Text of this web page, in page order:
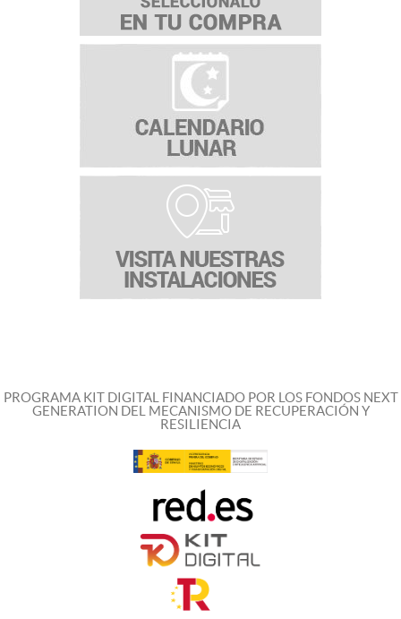
PROGRAMA KIT DIGITAL FINANCIADO POR LOS FONDOS NEXT
GENERATION DEL MECANISMO DE RECUPERACIÓN Y
RESILIENCIA